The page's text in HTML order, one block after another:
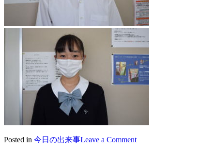
Posted in 今日の出来事Leave a Commenton